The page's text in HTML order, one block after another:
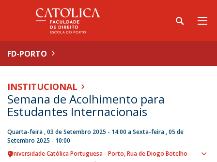
FD-PORTO
INSTITUCIONAL
Semana de Acolhimento para
Estudantes Internacionais
Quarta-feira , 03 de Setembro 2025 - 14:00 aSexta-feira , 05 de
Setembro 2025 - 10:00
Universidade Católica Portuguesa - Porto Rua de Diogo Botelho